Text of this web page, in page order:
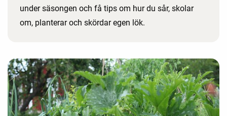
under säsongen och få tips om hur du sår, skolar
om, planterar och skördar egen lök.